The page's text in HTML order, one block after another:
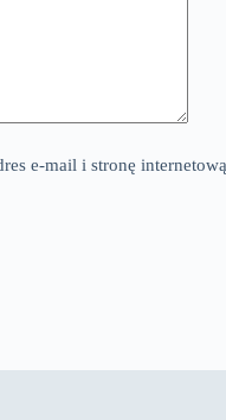
e-mail i stronę